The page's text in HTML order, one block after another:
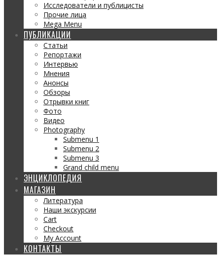
Исследователи и публицисты
Прочие лица
Mega Menu
ПУБЛИКАЦИИ
Статьи
Репортажи
Интервью
Мнения
Анонсы
Обзоры
Отрывки книг
Фото
Видео
Photography
Submenu 1
Submenu 2
Submenu 3
Grand child menu
ЭНЦИКЛОПЕДИЯ
МАГАЗИН
Литература
Наши экскурсии
Cart
Checkout
My Account
КОНТАКТЫ